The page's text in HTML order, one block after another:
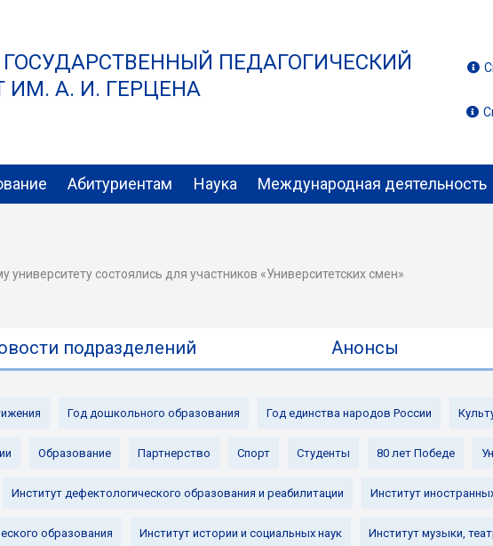
ПЕДАГОГИЧЕСКИЙ
ИМ. А. И. ГЕРЦЕНА
Абитуриентам Наука Международная деятельность
университету состоялись для участников «Университетских смен»
подразделений Анонсы
Год дошкольного образования Год единства народов России
Образование Партнерство Спорт Студенты 80 лет Победе
Институт дефектологического образования и реабилитации Институт
образования Институт истории и социальных наук Институт музыки,